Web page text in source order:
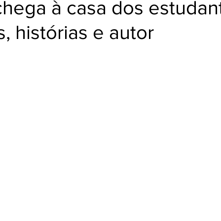
Cozinha Viva Jornada do Cordel
à casa dos
histórias e autor